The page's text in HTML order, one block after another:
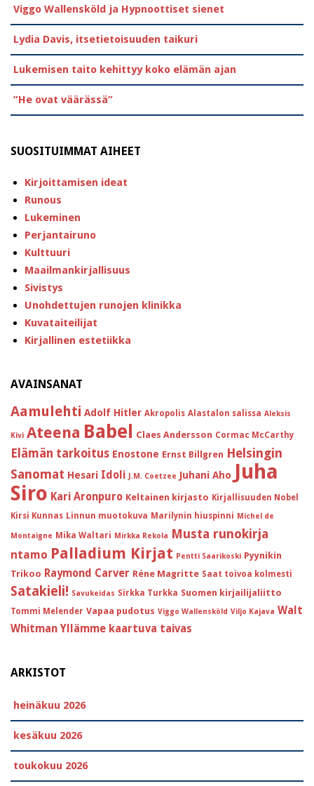
Viggo Wallensköld ja Hypnoottiset sienet
Lydia Davis, itsetietoisuuden taikuri
Lukemisen taito kehittyy koko elämän ajan
”He ovat väärässä”
SUOSITUIMMAT AIHEET
Kirjoittamisen ideat
Runous
Lukeminen
Perjantairuno
Kulttuuri
Maailmankirjallisuus
Sivistys
Unohdettujen runojen klinikka
Kuvataiteilijat
Kirjallinen estetiikka
AVAINSANAT
Aamulehti Adolf Hitler Akropolis Alastalon salissa Aleksis
Kivi Ateena Babel Claes Andersson Cormac McCarthy
Elämän tarkoitus Enostone Ernst Billgren Helsingin
Sanomat Hesari Idoli J.M. Coetzee Juhani Aho Juha
Siro Kari Aronpuro Keltainen kirjasto Kirjallisuuden Nobel
Kirsi Kunnas Linnun muotokuva Marilynin hiuspinni Michel de
Montaigne Mika Waltari Mirkka Rekola Musta runokirja
ntamo Palladium Kirjat Pentti Saarikoski Pyynikin
Trikoo Raymond Carver Réne Magritte Saat toivoa kolmesti
Satakieli! Savukeidas Sirkka Turkka Suomen kirjailijaliitto
Tommi Melender Vapaa pudotus Viggo Wallensköld Viljo Kajava Walt
Whitman Yllämme kaartuva taivas
ARKISTOT
heinäkuu 2026
kesäkuu 2026
toukokuu 2026